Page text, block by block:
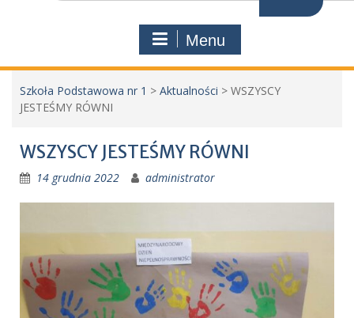
Menu
Szkoła Podstawowa nr 1 > Aktualności > WSZYSCY
JESTEŚMY RÓWNI
WSZYSCY JESTEŚMY RÓWNI
14 grudnia 2022 administrator